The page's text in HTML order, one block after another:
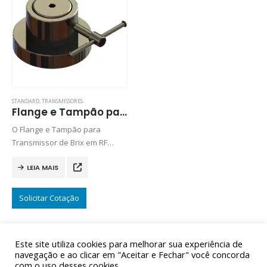
STANDARD,TRANSMISSORES
Flange e Tampão para Transmissor de Brix em RF: WBT/FT
O Flange e Tampão para
Transmissor de Brix em RF
inox AISI 316, sendo estes
do WBT-306 e WBT-306/AL.
LEIA MAIS
Solicitar Cotação
Este site utiliza cookies para melhorar sua experiência de
navegação e ao clicar em "Aceitar e Fechar" você concorda